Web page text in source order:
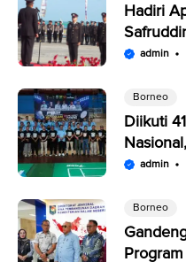
Hadiri
Kotabaru
admin
Borneo
Diikuti
admin
Borneo